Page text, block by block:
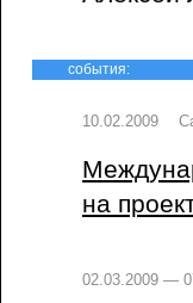
события:
10.02.2009
на
02.03.2009 —